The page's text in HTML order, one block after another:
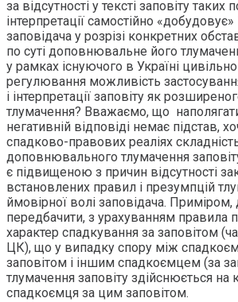
за відсутності у тексті заповіту таких
інтерпретації самостійно
заповідача у розрізі конкретних
по суті доповнювальне його
у рамках існуючого в Україні
регулювання можливість
і інтерпретації заповіту як
тлумачення? Вважаємо, що
негативній відповіді немає підстав,
спадково-правових реаліях
доповнювального тлумачення
є підвищеною з причин відсутності
встановлених правил і презумпцій
ймовірної волі заповідача. Приміром,
передбачити, з урахуванням правила
характер спадкування за заповітом
ЦК), що у випадку спору між
заповітом і іншим спадкоємцем (за
тлумачення заповіту здійснюється на
спадкоємця за цим заповітом.